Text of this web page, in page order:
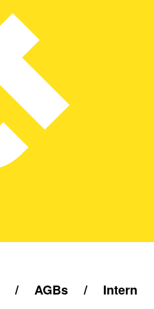
/ AGBs / Intern